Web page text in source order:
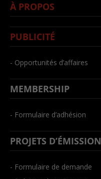
À PROPOS
PUBLICITÉ
- Opportunités d’affaires
MEMBERSHIP
- Formulaire d’adhésion
PROJETS D’ÉMISSION
- Formulaire de demande